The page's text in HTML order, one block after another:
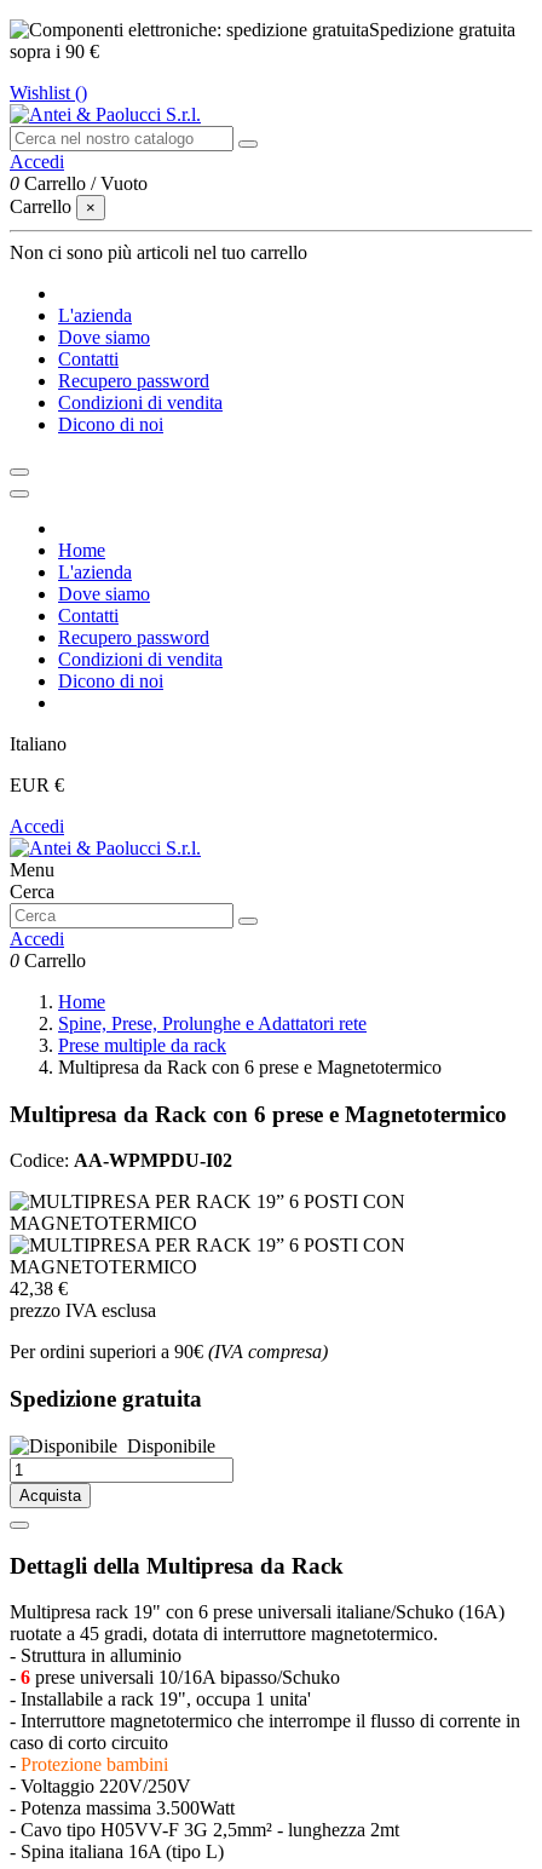
Spedizione gratuita
sopra i 90 €
Wishlist ()
Accedi
0 Carrello /Vuoto
Carrello
×
Non ci sono più articoli nel tuo carrello
L'azienda
Dove siamo
Contatti
Recupero password
Condizioni di vendita
Dicono di noi
Home
L'azienda
Dove siamo
Contatti
Recupero password
Condizioni di vendita
Dicono di noi
Italiano
EUR €
Accedi
Menu
Cerca
Accedi
0 Carrello
Home
Spine, Prese, Prolunghe e Adattatori rete
Prese multiple da rack
Multipresa da Rack con 6 prese e Magnetotermico
Multipresa da Rack con 6 prese e Magnetotermico
Codice: AA-WPMPDU-I02
42,38 €
prezzo IVA esclusa
Per ordini superiori a 90€ (IVA compresa)
Spedizione gratuita
Disponibile
Acquista
Dettagli della Multipresa da Rack
Multipresa rack 19" con 6 prese universali italiane/Schuko (16A)
ruotate a 45 gradi, dotata di interruttore magnetotermico.
- Struttura in alluminio
- 6 prese universali 10/16A bipasso/Schuko
- Installabile a rack 19", occupa 1 unita'
- Interruttore magnetotermico che interrompe il flusso di corrente in
caso di corto circuito
- Protezione bambini
- Voltaggio 220V/250V
- Potenza massima 3.500Watt
- Cavo tipo H05VV-F 3G 2,5mm² - lunghezza 2mt
- Spina italiana 16A (tipo L)